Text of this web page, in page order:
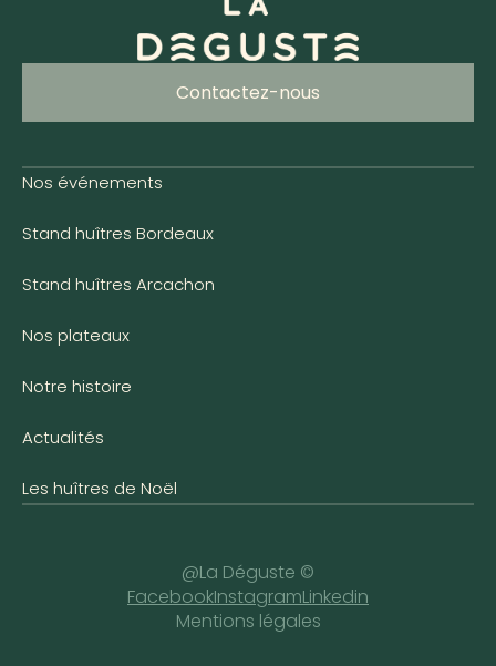
Contactez-nous
Nos événements
Stand huîtres Bordeaux
Stand huîtres Arcachon
Nos plateaux
Notre histoire
Actualités
Les huîtres de Noël
@La Déguste ©
FacebookInstagramLinkedin
Mentions légales